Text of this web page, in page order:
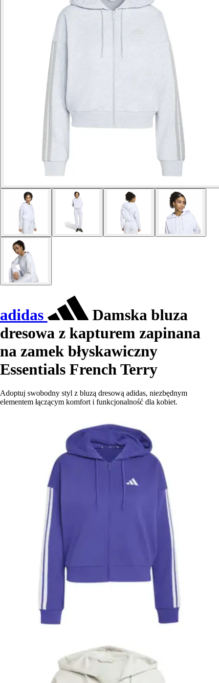
adidas
Damska bluza
dresowa z kapturem zapinana
na zamek błyskawiczny
Essentials French Terry
Adoptuj swobodny styl z bluzą dresową adidas, niezbędnym
elementem łączącym komfort i funkcjonalność dla kobiet.